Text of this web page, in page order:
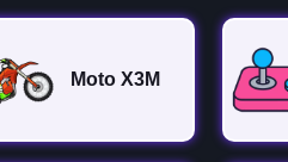
Moto X3M